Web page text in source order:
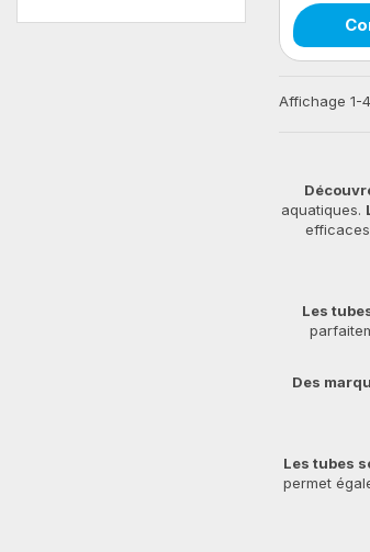
Affichage 1-
aquatiques.
Les
Des
Les tubes
permet